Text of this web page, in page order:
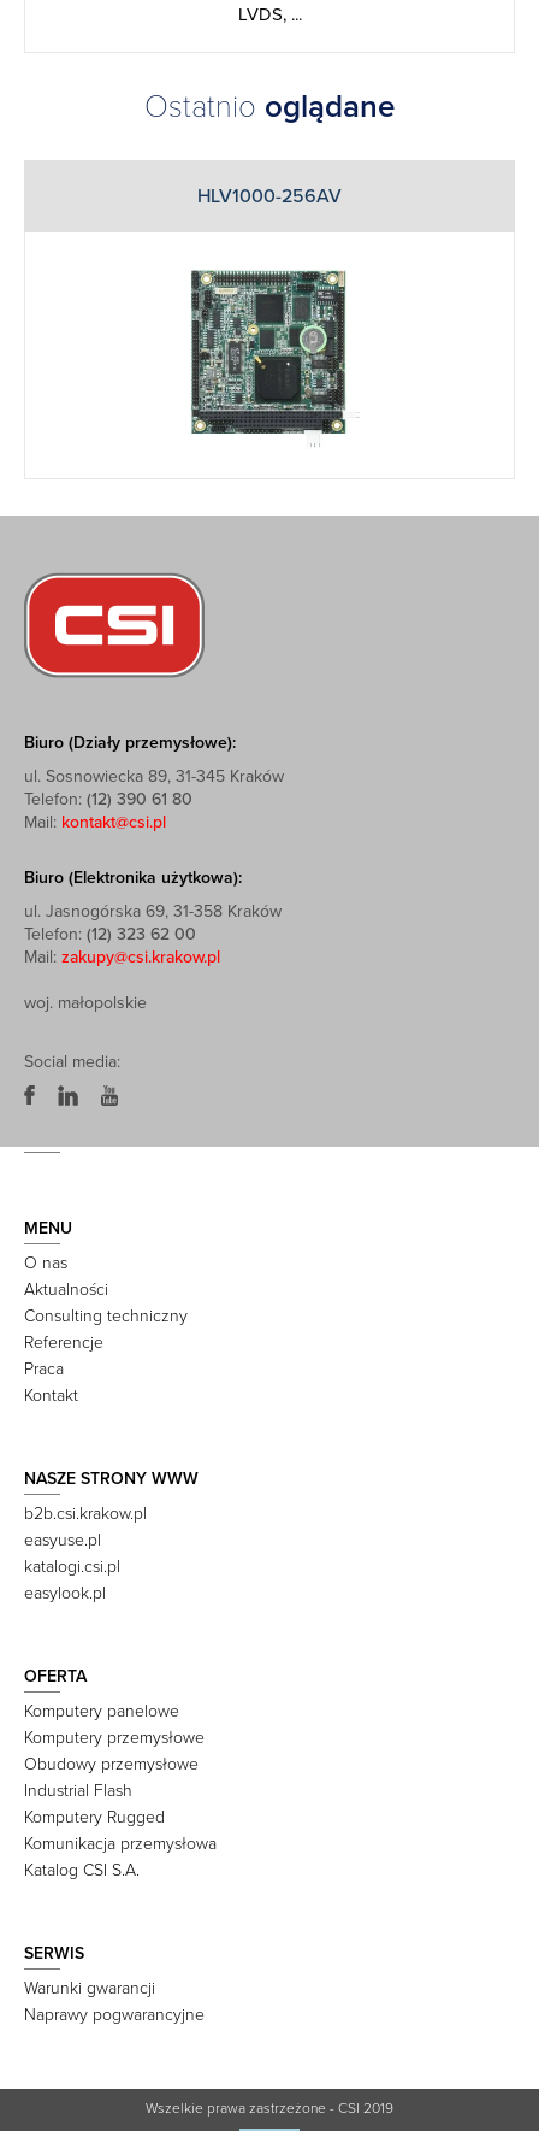
LVDS, ...
Ostatnio oglądane
HLV1000-256AV
Biuro (Działy przemysłowe):
ul. Sosnowiecka 89, 31-345 Kraków
Telefon: (12) 390 61 80
Mail: kontakt@csi.pl
Biuro (Elektronika użytkowa):
ul. Jasnogórska 69, 31-358 Kraków
Telefon: (12) 323 62 00
Mail: zakupy@csi.krakow.pl
woj. małopolskie
Social media:
MENU
O nas
Aktualności
Consulting techniczny
Referencje
Praca
Kontakt
NASZE STRONY WWW
b2b.csi.krakow.pl
easyuse.pl
katalogi.csi.pl
easylook.pl
OFERTA
Komputery panelowe
Komputery przemysłowe
Obudowy przemysłowe
Industrial Flash
Komputery Rugged
Komunikacja przemysłowa
Katalog CSI S.A.
SERWIS
Warunki gwarancji
Naprawy pogwarancyjne
Wszelkie prawa zastrzeżone - CSI 2019